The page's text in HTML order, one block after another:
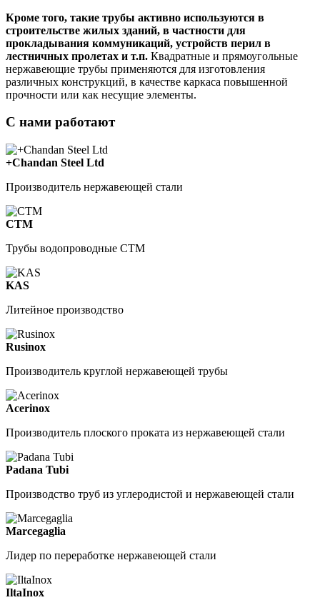
Кроме того, такие трубы активно используются в
строительстве жилых зданий, в частности для
прокладывания коммуникаций, устройств перил в
лестничных пролетах и т.п. Квадратные и прямоугольные
нержавеющие трубы применяются для изготовления
различных конструкций, в качестве каркаса повышенной
прочности или как несущие элементы.
С нами работают
+Chandan Steel Ltd
Производитель нержавеющей стали
СТМ
Трубы водопроводные СТМ
KAS
Литейное производство
Rusinox
Производитель круглой нержавеющей трубы
Acerinox
Производитель плоского проката из нержавеющей стали
Padana Tubi
Производство труб из углеродистой и нержавеющей стали
Marcegaglia
Лидер по переработке нержавеющей стали
IltaInox